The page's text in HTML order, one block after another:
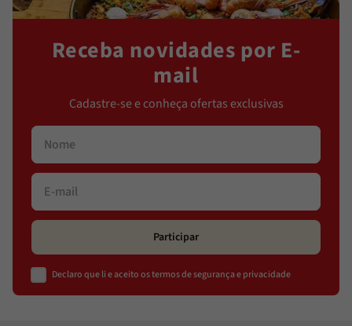
Receba novidades por E-
mail
Cadastre-se e conheça ofertas exclusivas
Participar
Declaro que li e aceito os termos de segurança e privacidade